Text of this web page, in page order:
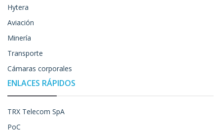
Hytera
Aviación
Minería
Transporte
Cámaras corporales
ENLACES RÁPIDOS
TRX Telecom SpA
PoC